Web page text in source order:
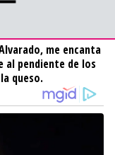
me encanta
al pendiente de los
queso.